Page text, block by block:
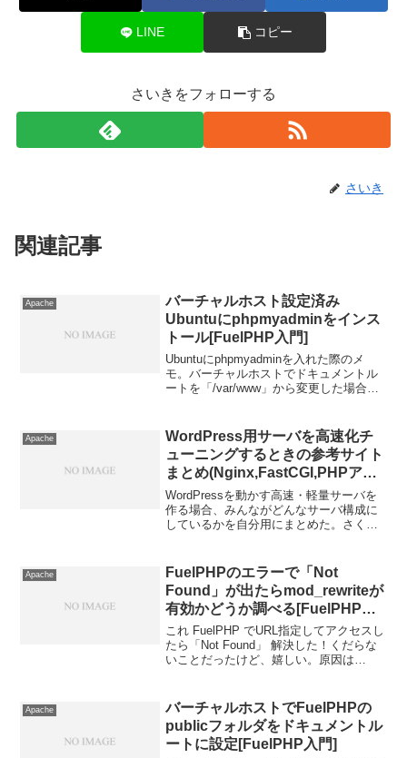
LINE コピー
さいきをフォローする
さいき
関連記事
Apache
バーチャルホスト設定済み
Ubuntuにphpmyadminをインス
トール[FuelPHP入門]
Ubuntuにphpmyadminを入れた際のメ
モ。バーチャルホストでドキュメントル
ートを「/var/www」から変更した場合、
インストールインス...
Apache
WordPress用サーバを高速化チ
ューニングするときの参考サイト
まとめ(Nginx,FastCGI,PHPアク
セラレータ,リバースプロキシ)
WordPressを動かす高速・軽量サーバを
作る場合、みんながどんなサーバ構成に
しているかを自分用にまとめた。さくら
の構築例を整理しておく。1. 基本の
LAM...
Apache
FuelPHPのエラーで「Not
Found」が出たらmod_rewriteが
有効かどうか調べる[FuelPHP入
門]
これ FuelPHP でURL指定してアクセスし
たら「Not Found」 解決した！くだらな
いことだったけど、嬉しい。原因は
が、FuelPHP...
Apache
バーチャルホストでFuelPHPの
publicフォルダをドキュメントル
ートに設定[FuelPHP入門]